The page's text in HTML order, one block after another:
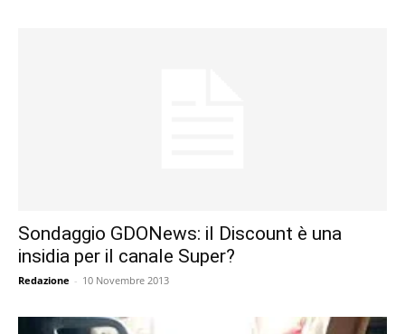
Sondaggio GDONews: il Discount è una
insidia per il canale Super?
Redazione - 10 Novembre 2013